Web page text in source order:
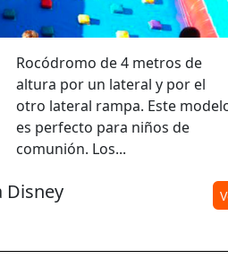
Rocódromo de 4 metros de
altura por un lateral y por el
otro lateral rampa. Este
es perfecto para niños de
comunión. Los...
Disney